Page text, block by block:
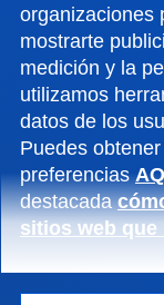
organizaciones
mostrarte
medición y la
utilizamos
datos de los
Puedes obtener
preferencias
destacada
sitios web
Campus
Conoce el
+34 944 139 000
Contacto
Campus San
Conoce el
+34 943 326
Contacto